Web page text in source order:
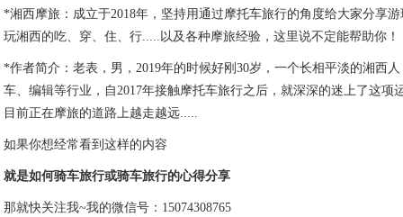
*湘西摩旅：成立于2018年，坚持用通过摩托车旅行的角度给大家分享
玩湘西的吃、穿、住、行.....以及各种摩旅经验，这里说不定能帮助你！
*作者简介：老表，男，2019年的时候好刚30岁，一个长相平淡的湘西
车、编辑等行业，自2017年接触摩托车旅行之后，就深深的迷上了这项
目前正在摩旅的道路上越走越远.....
如果你想经常看到这样的内容
就是如何骑车旅行或骑车旅行的心得分享
那就快关注我~我的微信号：15074308765